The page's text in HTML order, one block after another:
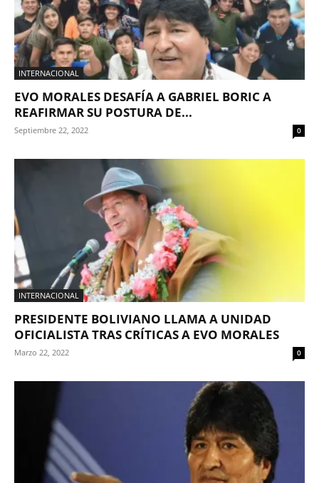
INTERNACIONAL
EVO MORALES DESAFÍA A GABRIEL BORIC A
REAFIRMAR SU POSTURA DE...
Septiembre 22, 2022 0
INTERNACIONAL
PRESIDENTE BOLIVIANO LLAMA A UNIDAD
OFICIALISTA TRAS CRÍTICAS A EVO MORALES
Marzo 22, 2022 0